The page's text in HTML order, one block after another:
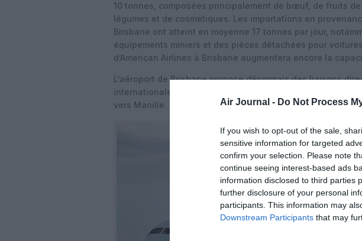
Air Journal - Do Not Process
If you wish to opt-out of the sale,
sensitive information for targeted
confirm your selection. Please note
continue seeing interest-based ads
information disclosed to third parties
further disclosure of your personal
participants. This information may
Downstream Participants that may
10 tonnes, composées principalement de bœuf, de fruits
légumes et de cosmétiques. Les importations en
Brisbane ont atteint en moyenne 17 tonnes par jour,
équipements miniers et des pièces détachées pour
d’American Airlines à Brisbane augmentera encore la
L’aéroport de Brisbane propose désormais des liaisons
internationales et a vu également le lancement lundi soir
vers Manille.